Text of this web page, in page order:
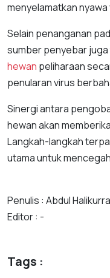
menyelamatkan
Selain penanganan
sumber penyebar
hewan peliharaan
penularan virus
Sinergi antara
hewan akan
Langkah-langkah
utama untuk
Penulis : Abdul
Editor : -
Tags :